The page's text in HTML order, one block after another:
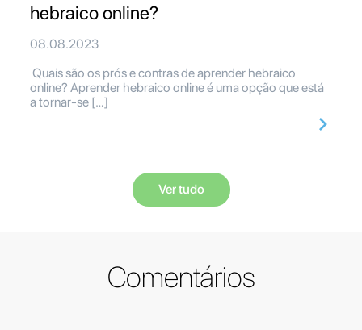
hebraico online?
08.08.2023
Quais são os prós e contras de aprender hebraico
online? Aprender hebraico online é uma opção que está
a tornar-se […]
Ver tudo
Comentários